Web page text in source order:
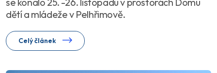
dětí a mládeže v Pelhřimově.
Celý článek